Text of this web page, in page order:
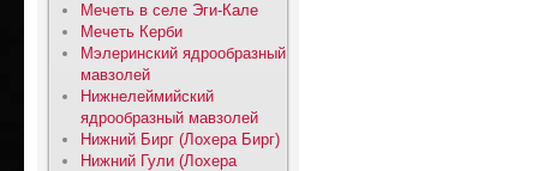
Мечеть в селе Эги-Кале
Мечеть Керби
Мэлеринский ядрообразный
мавзолей
Нижнелеймийский
ядрообразный мавзолей
Нижний Бирг (Лохера Бирг)
Нижний Гули (Лохера